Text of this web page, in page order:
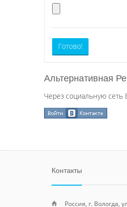
Готово!
Альтернативная
Через социальную сеть
Контакты
Россия, г. Вологда,